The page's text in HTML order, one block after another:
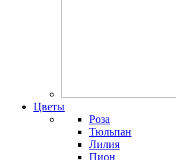
Цветы
Роза
Тюльпан
Лилия
Пион